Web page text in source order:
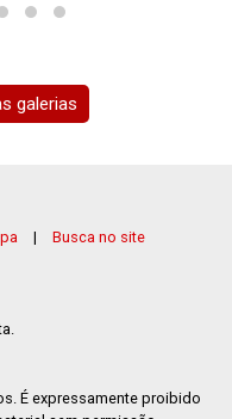
galerias
|
Busca no site
É expressamente proibido